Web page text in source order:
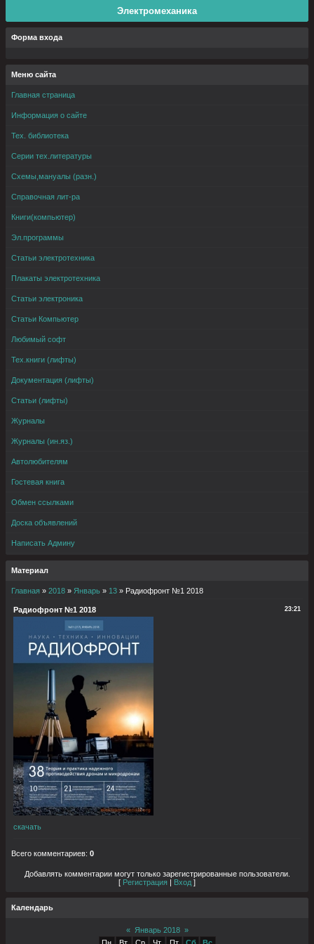
Электромеханика
Форма входа
Меню сайта
Главная страница
Информация о сайте
Тех. библиотека
Серии тех.литературы
Схемы,мануалы (разн.)
Справочная лит-ра
Книги(компьютер)
Эл.программы
Статьи электротехника
Плакаты электротехника
Статьи электроника
Статьи Компьютер
Любимый софт
Тех.книги (лифты)
Документация (лифты)
Статьи (лифты)
Журналы
Журналы (ин.яз.)
Автолюбителям
Гостевая книга
Обмен ссылками
Доска объявлений
Написать Админу
Материал
Главная » 2018 » Январь » 13 » Радиофронт №1 2018
23:21
Радиофронт №1 2018
скачать
Всего комментариев: 0
Добавлять комментарии могут только зарегистрированные пользователи.
[ Регистрация | Вход ]
Календарь
« Январь 2018 »